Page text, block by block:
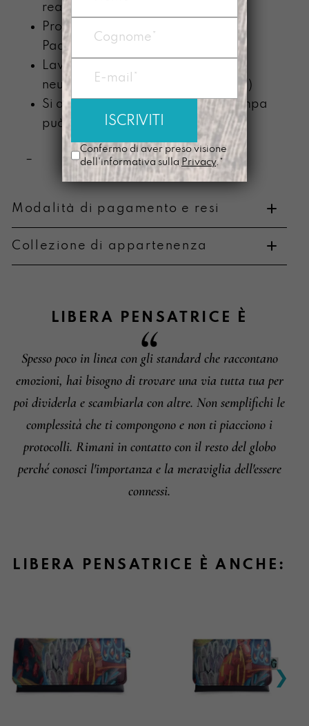
reader
Prodotta nel nostro laboratorio di
Padova
Lavabile a mano con detergente
neutro (senza componente alcolica)
Si ammorbidisce con l’uso e la stampa
può scolorire
–
Modalità di pagamento e resi
Informazioni su cambi e resi
Collezione di appartenenza
LIBERA PENSATRICE È
Spesso poco in linea con gli standard che raccontano
emozioni, hai bisogno di trovare una via tutta tua per
poi dividerla e scambiarla con altre. Non semplifichi le
complessità che ti compongono e non ti piacciono i
protocolli. Rimani in contatto con il resto del globo
perché conosci l'importanza e la meraviglia dell'essere
connessi.
LIBERA PENSATRICE È ANCHE:
Confermo di aver preso visione
dell'informativa sulla Privacy.*